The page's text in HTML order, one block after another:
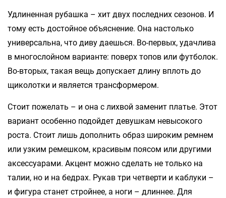
Удлиненная рубашка – хит двух последних сезонов. И
тому есть достойное объяснение. Она настолько
универсальна, что диву даешься. Во-первых, удачлива
в многослойном варианте: поверх топов или футболок.
Во-вторых, такая вещь допускает длину вплоть до
щиколотки и является трансформером.
Стоит пожелать – и она с лихвой заменит платье. Этот
вариант особенно подойдет девушкам невысокого
роста. Стоит лишь дополнить образ широким ремнем
или узким ремешком, красивым поясом или другими
аксессуарами. Акцент можно сделать не только на
талии, но и на бедрах. Рукав три четверти и каблуки –
и фигура станет стройнее, а ноги – длиннее. Для